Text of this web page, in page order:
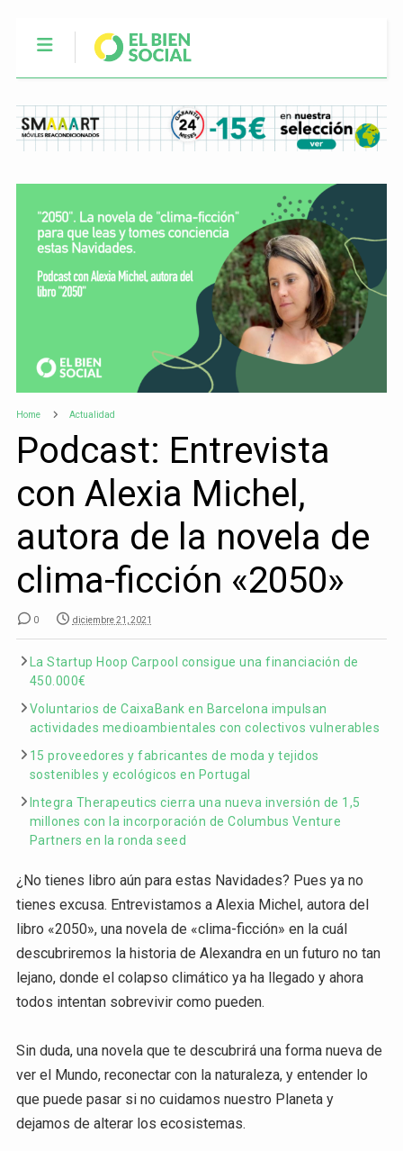
Home Actualidad
Podcast: Entrevista
con Alexia Michel,
autora de la novela de
clima-ficción «2050»
0 diciembre 21, 2021
La Startup Hoop Carpool consigue una financiación de
450.000€
Voluntarios de CaixaBank en Barcelona impulsan
actividades medioambientales con colectivos vulnerables
15 proveedores y fabricantes de moda y tejidos
sostenibles y ecológicos en Portugal
Integra Therapeutics cierra una nueva inversión de 1,5
millones con la incorporación de Columbus Venture
Partners en la ronda seed
¿No tienes libro aún para estas Navidades? Pues ya no
tienes excusa. Entrevistamos a Alexia Michel, autora del
libro «2050», una novela de «clima-ficción» en la cuál
descubriremos la historia de Alexandra en un futuro no tan
lejano, donde el colapso climático ya ha llegado y ahora
todos intentan sobrevivir como pueden.
Sin duda, una novela que te descubrirá una forma nueva de
ver el Mundo, reconectar con la naturaleza, y entender lo
que puede pasar si no cuidamos nuestro Planeta y
dejamos de alterar los ecosistemas.